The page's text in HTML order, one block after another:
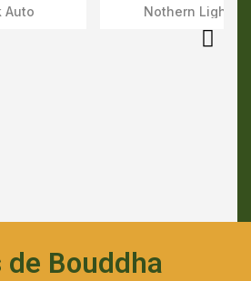
Auto Aperçu
Nothern Lights
Bouddha